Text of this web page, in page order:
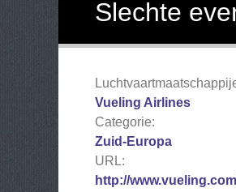
Slechte
Vueling Airlines
Categorie:
Zuid-Europa
URL:
http://